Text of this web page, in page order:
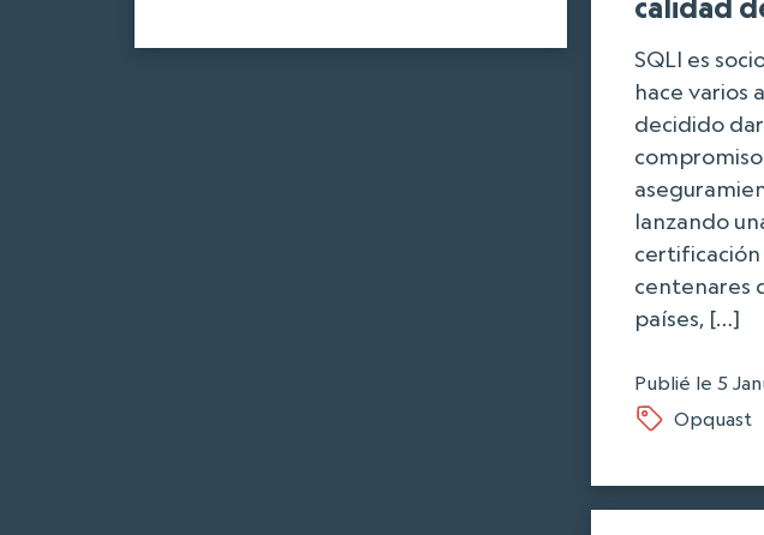
SQLI es
hace varios
decidido
lanzando
certificación
centenares
países, […]
Publié le 5
Opquast